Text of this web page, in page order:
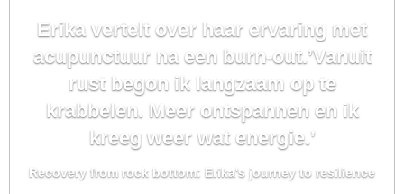
Erika vertelt over haar ervaring met
acupunctuur na een burn-out.’Vanuit
rust begon ik langzaam op te
krabbelen. Meer ontspannen en ik
kreeg weer wat energie.’
Recovery from rock bottom: Erika's journey to resilience